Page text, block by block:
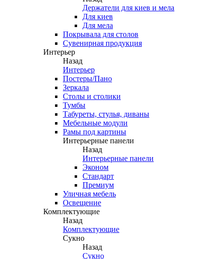
Держатели для киев и мела
Для киев
Для мела
Покрывала для столов
Сувенирная продукция
Интерьер
Назад
Интерьер
Постеры/Пано
Зеркала
Столы и столики
Тумбы
Табуреты, стулья, диваны
Мебельные модули
Рамы под картины
Интерьерные панели
Назад
Интерьерные панели
Эконом
Стандарт
Премиум
Уличная мебель
Освещение
Комплектующие
Назад
Комплектующие
Сукно
Назад
Сукно